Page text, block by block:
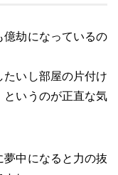
億劫になっているの
たいし部屋の片付け
というのが正直な気
夢中になると力の抜